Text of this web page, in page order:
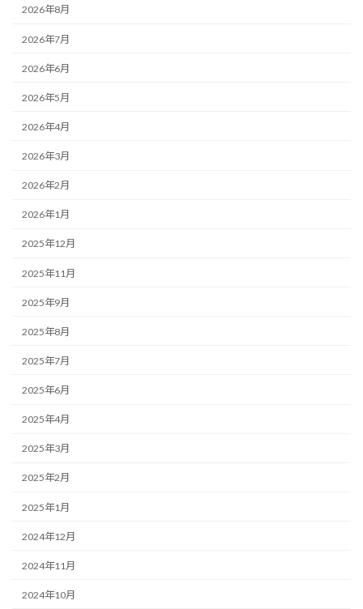
2026年8月
2026年7月
2026年6月
2026年5月
2026年4月
2026年3月
2026年2月
2026年1月
2025年12月
2025年11月
2025年9月
2025年8月
2025年7月
2025年6月
2025年4月
2025年3月
2025年2月
2025年1月
2024年12月
2024年11月
2024年10月